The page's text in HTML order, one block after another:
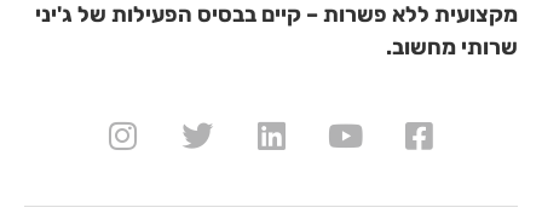
מקצועית ללא פשרות – קיים בבסיס הפעילות של ג'יני
שרותי מחשוב.